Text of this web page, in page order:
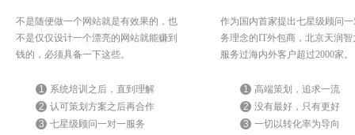
不是随便做一个网站就是有效果的，也
不是仅仅设计一个漂亮的网站就能赚到
钱的，必须具备一下这些。
1
系统培训之后，直到理解
2 认可策划方案之后再合作
3 七星级顾问一对一服务
作为国内首家提出七星级顾问
务理念的IT外包商，北京天润智
服务过海内外客户超过2000家。
1 高端策划，追求一流
2 没有最好，只有更好
3 一切以转化率为导向